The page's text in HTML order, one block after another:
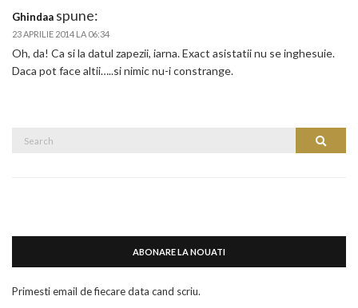
Ghindaa spune:
23 APRILIE 2014 LA 06:34
Oh, da! Ca si la datul zapezii, iarna. Exact asistatii nu se inghesuie.
Daca pot face altii…..si nimic nu-i constrange.
Search
ABONARE LA NOUATI
Primesti email de fiecare data cand scriu.